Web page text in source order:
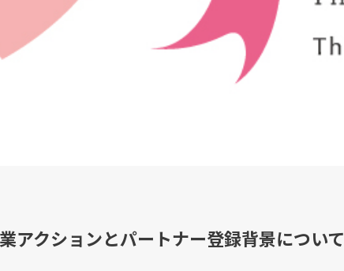
アクションとパートナー登録背景について